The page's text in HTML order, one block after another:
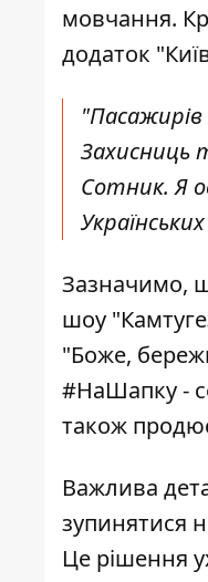
мовчання.
додаток
Захисниць
Сотник. Я
Зазначимо,
шоу
"Боже,
#НаШапку -
також
Важлива
зупинятися
Це рішення